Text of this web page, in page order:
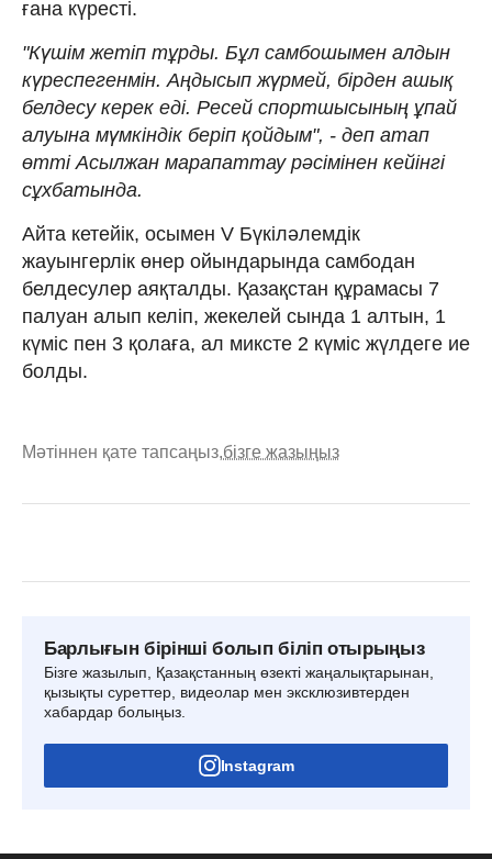
ғана күресті.
"Күшім жетіп тұрды. Бұл самбошымен алдын
күреспегенмін. Аңдысып жүрмей, бірден ашық
белдесу керек еді. Ресей спортшысының ұпай
алуына мүмкіндік беріп қойдым", - деп атап
өтті Асылжан марапаттау рәсімінен кейінгі
сұхбатында.
Айта кетейік, осымен V Бүкіләлемдік
жауынгерлік өнер ойындарында самбодан
белдесулер аяқталды. Қазақстан құрамасы 7
палуан алып келіп, жекелей сында 1 алтын, 1
күміс пен 3 қолаға, ал миксте 2 күміс жүлдеге ие
болды.
Мәтіннен қате тапсаңыз,бізге жазыңыз
Барлығын бірінші болып біліп отырыңыз
Бізге жазылып, Қазақстанның өзекті жаңалықтарынан,
қызықты суреттер, видеолар мен эксклюзивтерден
хабардар болыңыз.
Instagram